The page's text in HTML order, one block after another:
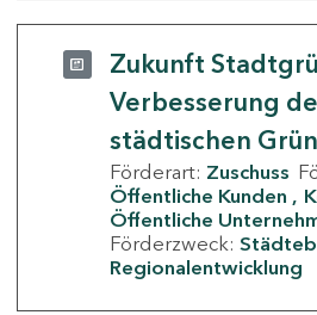
Zukunft
Verbesserung
städtischen
Förderart: Zuschuss
Öffentliche Kunden
Öffentliche
Förderzweck:
Regionalentwicklung